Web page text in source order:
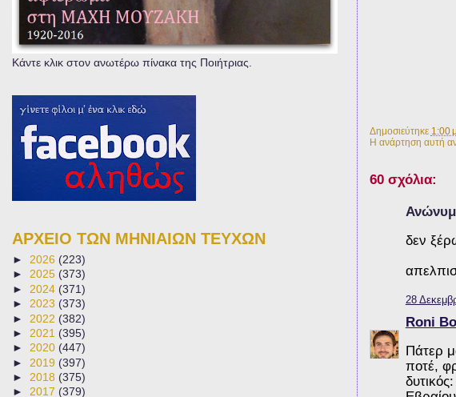
Δημοσιεύτηκε 1:00
Η ανάρτηση αυτή
60 σχόλια:
δεν
28
Πάτερ
ποτέ,
Κάντε κλικ στον ανωτέρω πίνακα της Ποιήτριας.
ΑΡΧΕΙΟ ΤΩΝ ΜΗΝΙΑΙΩΝ ΤΕΥΧΩΝ
► 2026 (223)
► 2025 (373)
► 2024 (371)
► 2023 (373)
► 2022 (382)
► 2021 (395)
► 2020 (447)
► 2019 (397)
► 2018 (375)
► 2017 (379)